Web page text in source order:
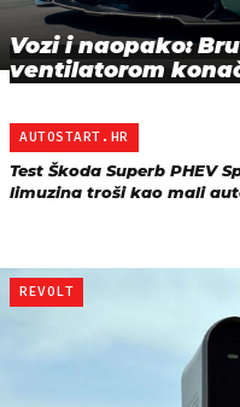
Vozi i naopako:
ventilatorom
AUTOSTART.HR
Test Škoda Superb PHEV
limuzina troši kao mali
REVOLT